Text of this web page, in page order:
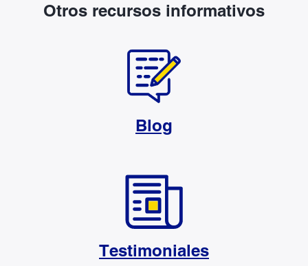
Otros recursos informativos
Blog
Testimoniales